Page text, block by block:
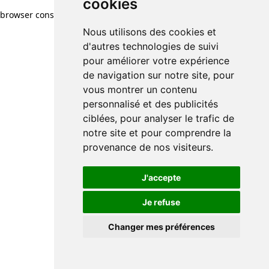
cookies
Nous utilisons des cookies et
d'autres technologies de suivi
pour améliorer votre expérience
de navigation sur notre site, pour
vous montrer un contenu
personnalisé et des publicités
ciblées, pour analyser le trafic de
notre site et pour comprendre la
provenance de nos visiteurs.
J'accepte
Je refuse
Changer mes préférences
browser console for more information)